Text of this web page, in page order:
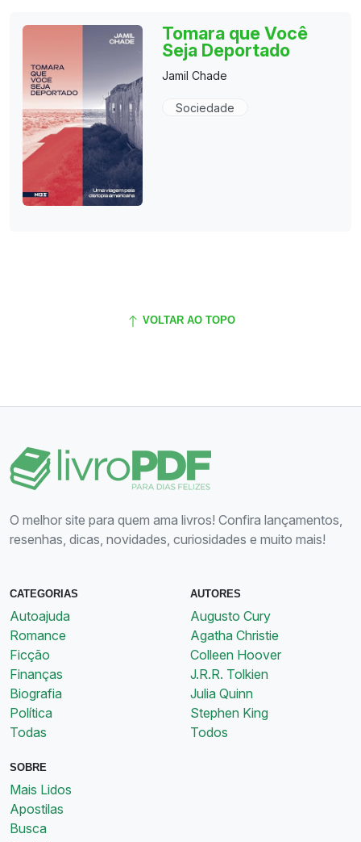
Tomara que Você
Seja Deportado
Jamil Chade
Sociedade
VOLTAR AO TOPO
O melhor site para quem ama livros! Confira lançamentos,
resenhas, dicas, novidades, curiosidades e muito mais!
CATEGORIAS
Autoajuda
Romance
Ficção
Finanças
Biografia
Política
Todas
AUTORES
Augusto Cury
Agatha Christie
Colleen Hoover
J.R.R. Tolkien
Julia Quinn
Stephen King
Todos
SOBRE
Mais Lidos
Apostilas
Busca